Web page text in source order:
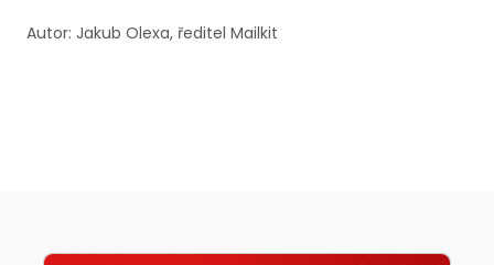
Autor: Jakub Olexa, ředitel Mailkit